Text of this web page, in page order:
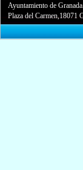
Ayuntamiento de
Plaza del Carmen,18071